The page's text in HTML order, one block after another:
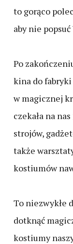
to gorąco
aby nie popsuć
Po
kina do
w magicznej
czekała na
strojów,
także
kostiumów
To niezwykłe
dotknąć
kostiumy